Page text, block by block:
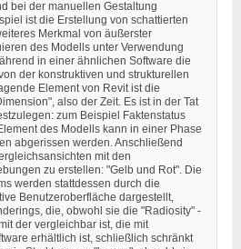
bei der manuellen Gestaltung
ist die Erstellung von schattierten
Merkmal von äußerster
des Modells unter Verwendung
in einer ähnlichen Software die
der konstruktiven und strukturellen
Element von Revit ist die
also der Zeit. Es ist in der Tat
zum Beispiel Faktenstatus
des Modells kann in einer Phase
abgerissen werden. Anschließend
mit den
zu erstellen: "Gelb und Rot". Die
werden stattdessen durch die
Benutzeroberfläche dargestellt,
die, obwohl sie die "Radiosity" -
der vergleichbar ist, die mit
erhältlich ist, schließlich schränkt